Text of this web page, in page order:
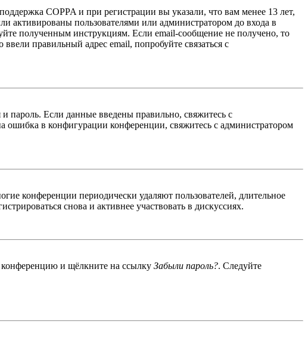
COPPA и при регистрации вы указали, что вам менее 13 лет,
активированы пользователями или администратором до входа в
полученным инструкциям. Если email-сообщение не получено, то
правильный адрес email, попробуйте связаться с
пароль. Если данные введены правильно, свяжитесь с
в конфигурации конференции, свяжитесь с администратором
конференции периодически удаляют пользователей, длительное
снова и активнее участвовать в дискуссиях.
конференцию и щёлкните на ссылку Забыли пароль?. Следуйте